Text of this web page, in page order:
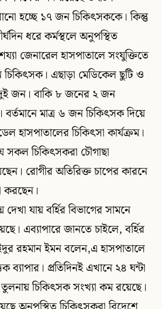
হচ্ছে ১৭ জন চিকিৎসককে। কিন্তু
ধরে কর্মস্থলে অনুপস্থিত
জেনারেল হাসপাতালে সংযুক্তিতে
এছাড়া মেডিকেল ছুটি ও
জন। বাকি ৮ জনের ২ জন
মাত্র ৬ জন চিকিৎসক দিয়ে
হাসপাতালের চিকিৎসা কার্যক্রম।
সকল চিকিৎসকরা চৌগাছা
রোগীর অতিরিক্ত চাপের কারনে
করছেন।
যায় বর্হির বিভাগের সামনে
এব্যাপারে জানতে চাইলে, বর্হির
রহমান ইমন বলেন,এ হাসপাতালে
ব্যাপার। প্রতিদিনই এখানে ২৪ ঘন্টা
চিকিৎসক সংখ্যা কম রয়েছে।